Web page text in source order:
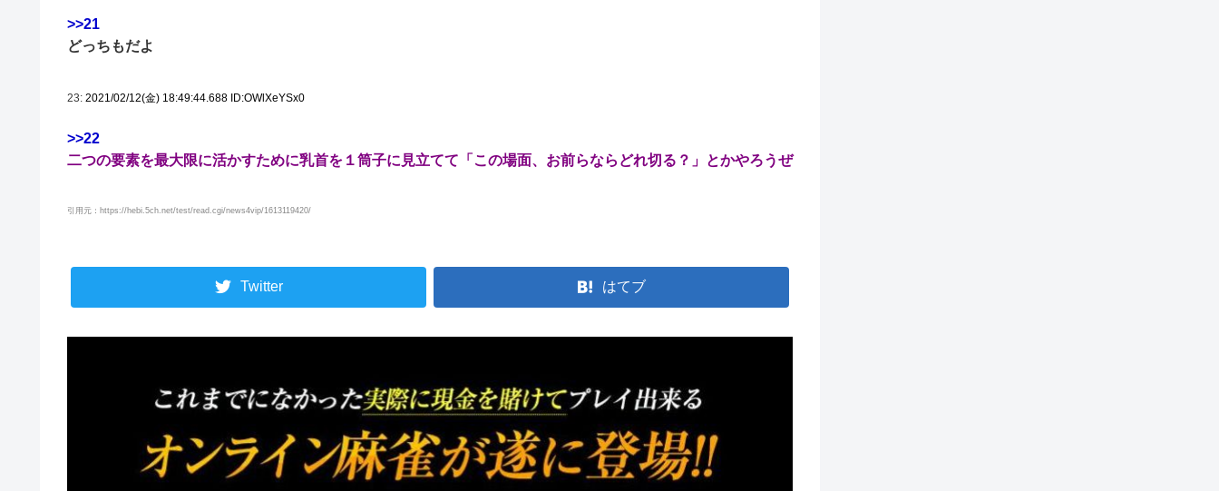
>>21
どっちもだよ
23: 2021/02/12(金) 18:49:44.688 ID:OWlXeYSx0
>>22
二つの要素を最大限に活かすために乳首を１筒子に見立てて「この場面、お前らならどれ切る？」とかやろうぜ
引用元：https://hebi.5ch.net/test/read.cgi/news4vip/1613119420/
Twitter はてブ